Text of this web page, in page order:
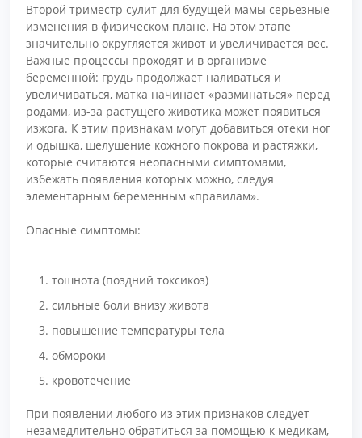
Второй триместр сулит для будущей мамы серьезные
изменения в физическом плане. На этом этапе
значительно округляется живот и увеличивается вес.
Важные процессы проходят и в организме
беременной: грудь продолжает наливаться и
увеличиваться, матка начинает «разминаться» перед
родами, из-за растущего животика может появиться
изжога. К этим признакам могут добавиться отеки ног
и одышка, шелушение кожного покрова и растяжки,
которые считаются неопасными симптомами,
избежать появления которых можно, следуя
элементарным беременным «правилам».
Опасные симптомы:
тошнота (поздний токсикоз)
сильные боли внизу живота
повышение температуры тела
обмороки
кровотечение
При появлении любого из этих признаков следует
незамедлительно обратиться за помощью к медикам,